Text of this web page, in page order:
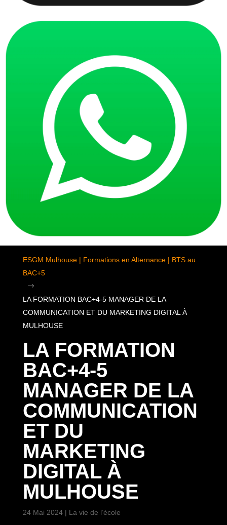
ESGM Mulhouse | Formations en Alternance | BTS au
BAC+5
$
LA FORMATION BAC+4-5 MANAGER DE LA
COMMUNICATION ET DU MARKETING DIGITAL À
MULHOUSE
LA FORMATION
BAC+4-5
MANAGER DE LA
COMMUNICATION
ET DU
MARKETING
DIGITAL À
MULHOUSE
24 Mai 2024| La vie de l’école